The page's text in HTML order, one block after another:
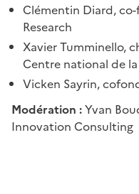
Clémentin Diard,
Research
Xavier Tumminello,
Centre national de
Vicken Sayrin,
Modération :Yvan
Innovation Consulting